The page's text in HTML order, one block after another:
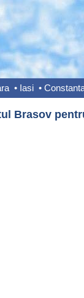
• Iasi •
Brasov